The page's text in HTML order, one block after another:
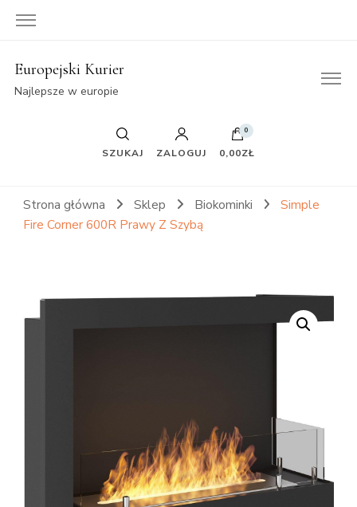
Europejski Kurier
Najlepsze w europie
SZUKAJ ZALOGUJ
0
0,00ZŁ
Strona główna Sklep Biokominki
Simple
Fire Corner 600R Prawy Z Szybą